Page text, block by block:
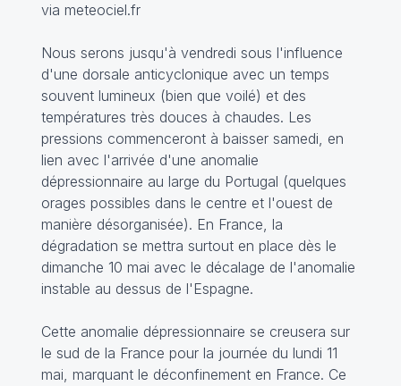
via meteociel.fr
Nous serons jusqu'à vendredi sous l'influence
d'une dorsale anticyclonique avec un temps
souvent lumineux (bien que voilé) et des
températures très douces à chaudes. Les
pressions commenceront à baisser samedi, en
lien avec l'arrivée d'une anomalie
dépressionnaire au large du Portugal (quelques
orages possibles dans le centre et l'ouest de
manière désorganisée). En France, la
dégradation se mettra surtout en place dès le
dimanche 10 mai avec le décalage de l'anomalie
instable au dessus de l'Espagne.
Cette anomalie dépressionnaire se creusera sur
le sud de la France pour la journée du lundi 11
mai, marquant le déconfinement en France. Ce